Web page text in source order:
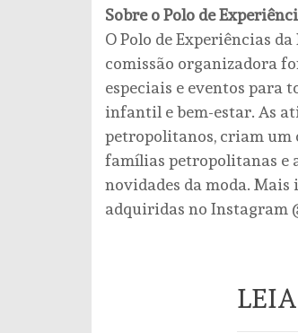
Sobre o Polo de
O Polo de Experiências
comissão organizadora
especiais e eventos para
infantil e bem-estar. As
petropolitanos, criam um
famílias petropolitanas e
novidades da moda. Mais
adquiridas no Instagram